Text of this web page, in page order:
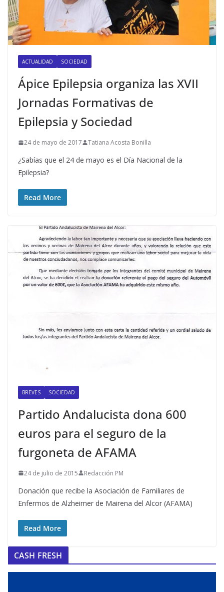
ACTUALIDAD SOCIEDAD
Ápice Epilepsia organiza las XVII
Jornadas Formativas de
Epilepsia y Sociedad
24 de mayo de 2017 Tatiana Acosta Bonilla
¿Sabías que el 24 de mayo es el Día Nacional de la
Epilepsia?
Read More
BREVES SOCIEDAD
Partido Andalucista dona 600
euros para el seguro de la
furgoneta de AFAMA
24 de julio de 2015 Redacción PM
Donación que recibe la Asociación de Familiares de
Enfermos de Alzheimer de Mairena del Alcor (AFAMA)
Read More
CASH FRESH